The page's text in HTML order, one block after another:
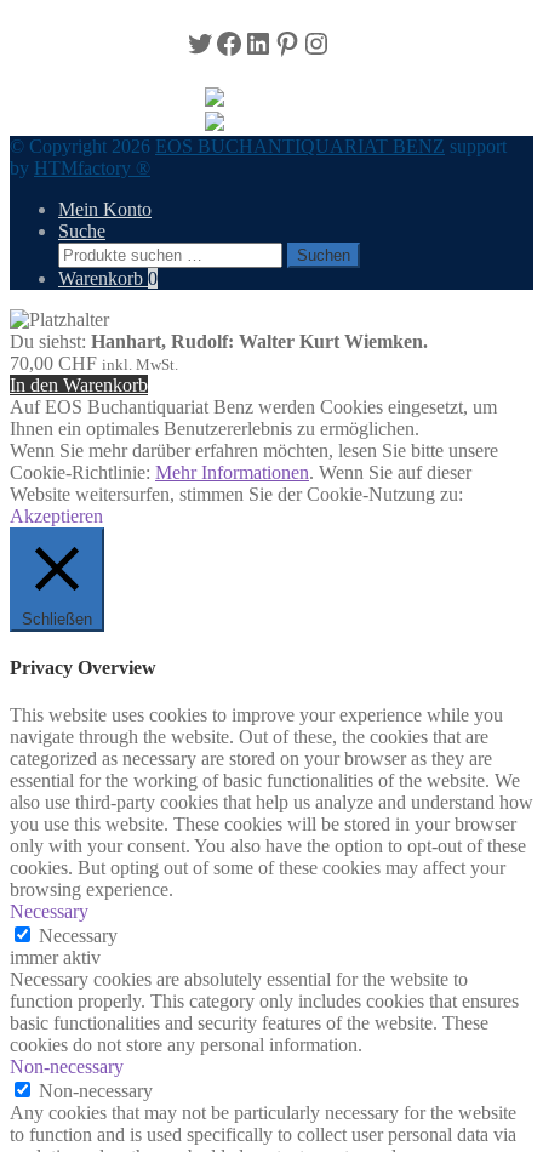
Twitter
Facebook
LinkedIn
Pinterest
Instagram
© Copyright 2026 EOS BUCHANTIQUARIAT BENZ support
by HTMfactory ®
Mein Konto
Suche
Suchen
nach:
Suchen
Warenkorb 0
Du siehst: Hanhart, Rudolf: Walter Kurt Wiemken.
70,00 CHF inkl. MwSt.
In den Warenkorb
Auf EOS Buchantiquariat Benz werden Cookies eingesetzt, um
Ihnen ein optimales Benutzererlebnis zu ermöglichen.
Wenn Sie mehr darüber erfahren möchten, lesen Sie bitte unsere
Cookie-Richtlinie: Mehr Informationen. Wenn Sie auf dieser
Website weitersurfen, stimmen Sie der Cookie-Nutzung zu:
Akzeptieren
Schließen
Privacy Overview
This website uses cookies to improve your experience while you
navigate through the website. Out of these, the cookies that are
categorized as necessary are stored on your browser as they are
essential for the working of basic functionalities of the website. We
also use third-party cookies that help us analyze and understand how
you use this website. These cookies will be stored in your browser
only with your consent. You also have the option to opt-out of these
cookies. But opting out of some of these cookies may affect your
browsing experience.
Necessary
Necessary
immer aktiv
Necessary cookies are absolutely essential for the website to
function properly. This category only includes cookies that ensures
basic functionalities and security features of the website. These
cookies do not store any personal information.
Non-necessary
Non-necessary
Any cookies that may not be particularly necessary for the website
to function and is used specifically to collect user personal data via